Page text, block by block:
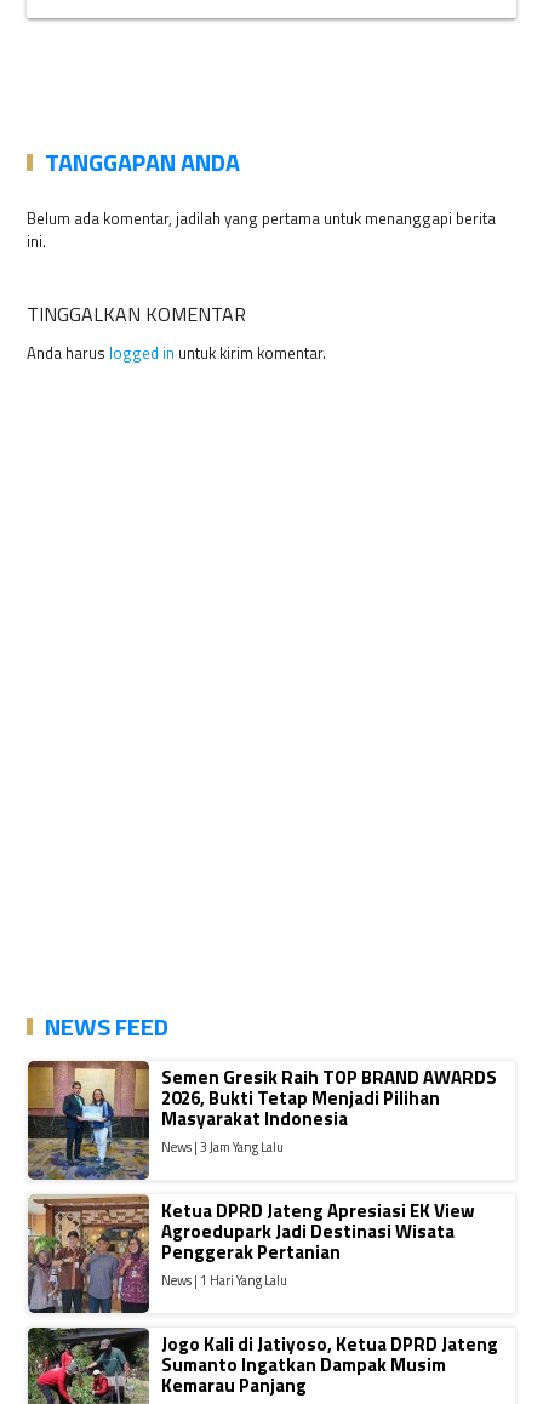
TANGGAPAN ANDA
Belum ada komentar, jadilah yang pertama untuk menanggapi berita
ini.
TINGGALKAN KOMENTAR
Anda harus logged in untuk kirim komentar.
NEWS FEED
Semen Gresik Raih TOP BRAND AWARDS
2026, Bukti Tetap Menjadi Pilihan
Masyarakat Indonesia
News | 3 Jam Yang Lalu
Ketua DPRD Jateng Apresiasi EK View
Agroedupark Jadi Destinasi Wisata
Penggerak Pertanian
News | 1 Hari Yang Lalu
Jogo Kali di Jatiyoso, Ketua DPRD Jateng
Sumanto Ingatkan Dampak Musim
Kemarau Panjang